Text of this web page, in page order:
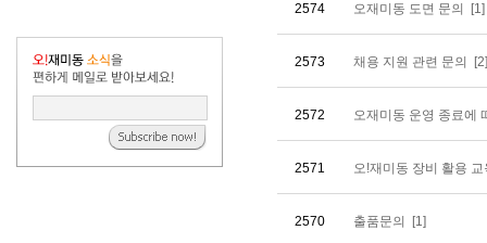
2574 오재미동 도면 문의 [1]
2573 채용 지원 관련 문의 [2]
2572 오재미동 운영 종료에
2571 오!재미동 장비 활용
2570 출품문의 [1]